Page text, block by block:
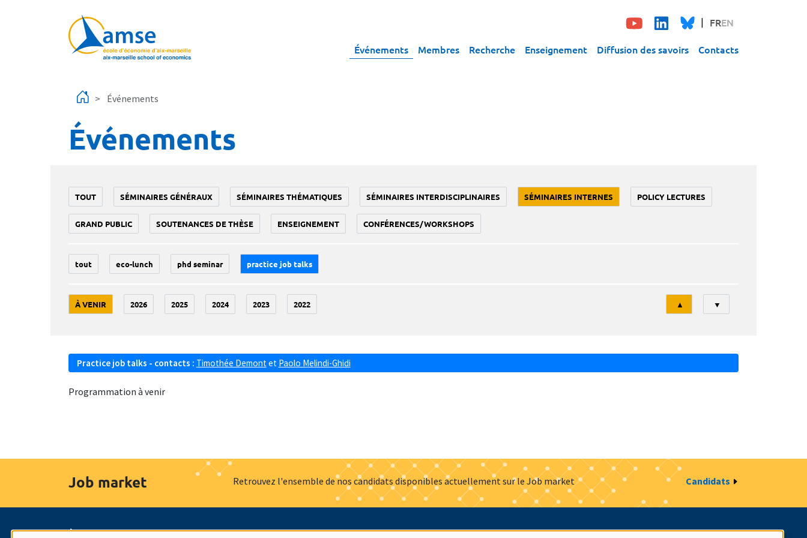
FREN
Événements Membres Recherche Enseignement Diffusion des savoirs Contacts
Événements
Événements
TOUT SÉMINAIRES GÉNÉRAUX SÉMINAIRES THÉMATIQUES SÉMINAIRES INTERDISCIPLINAIRES SÉMINAIRES INTERNES POLICY LECTURES
GRAND PUBLIC SOUTENANCES DE THÈSE ENSEIGNEMENT CONFÉRENCES/WORKSHOPS
tout eco-lunch phd seminar practice job talks
À VENIR 2026 2025 2024 2023 2022
Tri
▲ ▼
Practice job talks - contacts : Timothée Demont et Paolo Melindi-Ghidi
Programmation à venir
Job market Retrouvez l'ensemble de nos candidats disponibles actuellement sur le Job market Candidats
À propos Nos engagements Hommage à Actualités Offres d'emploi Presse Mentions légales Gestion des cookies Intranet